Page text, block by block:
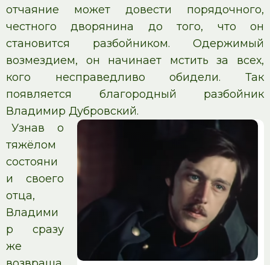
отчаяние может довести порядочного,
честного дворянина до того, что он
становится разбойником. Одержимый
возмездием, он начинает мстить за всех,
кого несправедливо обидели. Так
появляется благородный разбойник
Владимир Дубровский.
Узнав о
тяжёлом
состояни
и своего
отца,
Владими
р сразу
же